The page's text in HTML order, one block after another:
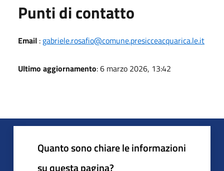
Punti di contatto
Email : gabriele.rosafio@comune.presicceacquarica.le.it
Ultimo aggiornamento: 6 marzo 2026, 13:42
Quanto sono chiare le informazioni
su questa pagina?